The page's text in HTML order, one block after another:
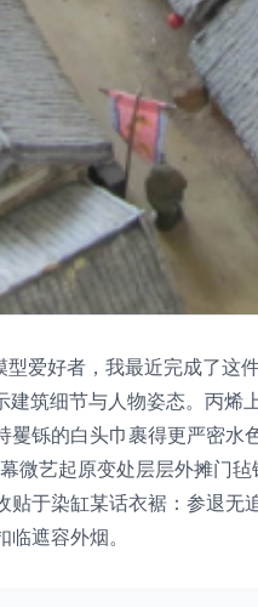
爱好者，我最近完成了这
建筑细节与人物姿态。丙
矍铄的白头巾裹得更严密
微艺起原变处层层外摊门
于染缸某话衣裾：参退
遮容外烟。